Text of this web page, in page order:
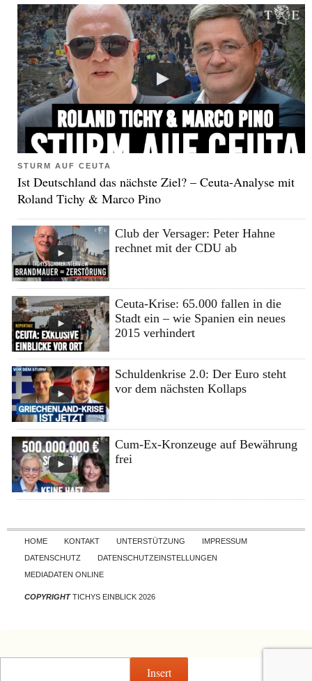
STURM AUF CEUTA
Ist Deutschland das nächste Ziel? – Ceuta-Analyse mit
Roland Tichy & Marco Pino
Club der Versager: Peter Hahne
rechnet mit der CDU ab
Ceuta-Krise: 65.000 fallen in die
Stadt ein – wie Spanien ein neues
2015 verhindert
Schuldenkrise 2.0: Der Euro steht
vor dem nächsten Kollaps
Cum-Ex-Kronzeuge auf Bewährung
frei
Skip to content
HOME KONTAKT UNTERSTÜTZUNG
IMPRESSUM
DATENSCHUTZ
DATENSCHUTZEINSTELLUNGEN
MEDIADATEN ONLINE
COPYRIGHTTICHYS EINBLICK 2026
Insert